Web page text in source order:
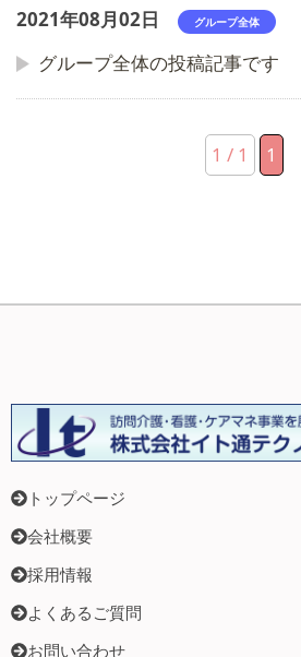
2021年08月02日 グループ全体
グループ全体の投稿記事です
1 / 1 1
トップページ
会社概要
採用情報
よくあるご質問
お問い合わせ